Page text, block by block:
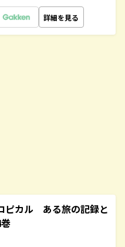
詳細を見る
ピカル ある旅の記録と